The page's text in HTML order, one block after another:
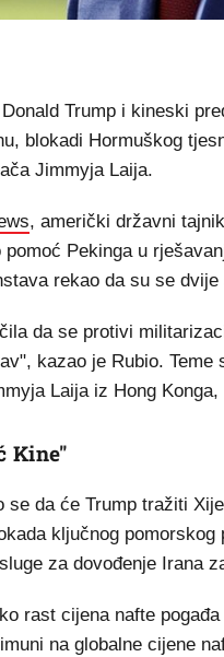
Trump i kineski
blokadi Hormuškog
Jimmyja Laija.
, američki državni
Pekinga u
rekao da su se
da se protivi
kazao je Rubio.
Laija iz Hong
Kine"
se da će Trump tražiti
ključnog
za dovođenje Irana
rast cijena nafte
na globalne cijene